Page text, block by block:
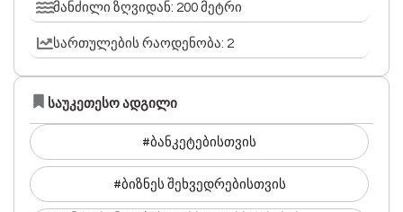
მანძილი ზღვიდან: 200 მეტრი
სართულების რაოდენობა: 2
საუკეთესო ადგილი
#ბანკეტებისთვის
#ბიზნეს შეხვედრებისთვის